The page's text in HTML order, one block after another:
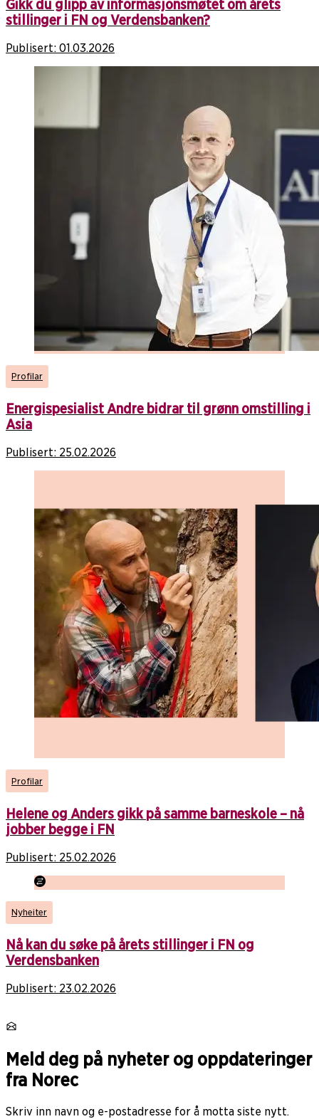
Gikk du glipp av informasjonsmøtet om årets
stillinger i FN og Verdensbanken?
Publisert: 01.03.2026
Profilar
Energispesialist Andre bidrar til grønn omstilling i
Asia
Publisert: 25.02.2026
Profilar
Helene og Anders gikk på samme barneskole – nå
jobber begge i FN
Publisert: 25.02.2026
Nyheiter
Nå kan du søke på årets stillinger i FN og
Verdensbanken
Publisert: 23.02.2026
Meld deg på nyheter og oppdateringer
fra Norec
Skriv inn navn og e-postadresse for å motta siste nytt.